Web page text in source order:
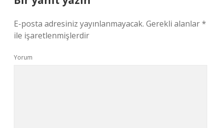
E-posta adresiniz yayınlanmayacak. Gerekli alanlar*
ile işaretlenmişlerdir
Yorum